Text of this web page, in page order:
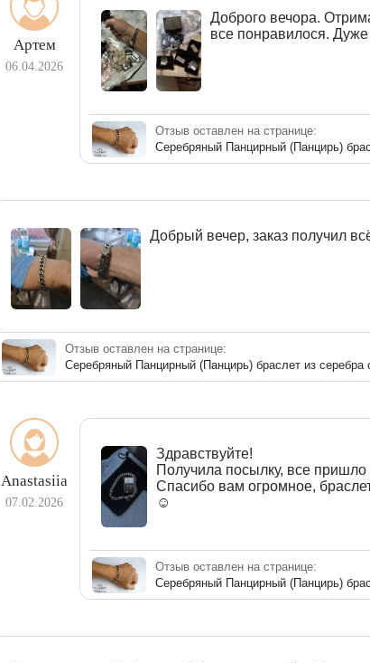
Артем
06.04.2026
Доброго вечора.
все понравилося. Дуже
Отзыв оставлен на странице:
Серебряный Панцирный (Панцирь)
Добрый вечер, заказ получил
Отзыв оставлен на странице:
Серебряный Панцирный (Панцирь) браслет из серебра
Anastasiia
07.02.2026
Здравствуйте!
Получила посылку, все пришло
Спасибо вам огромное,
☺️
Отзыв оставлен на странице:
Серебряный Панцирный (Панцирь)